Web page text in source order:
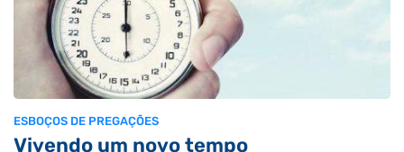
ESBOÇOS DE PREGAÇÕES
Vivendo um novo tempo